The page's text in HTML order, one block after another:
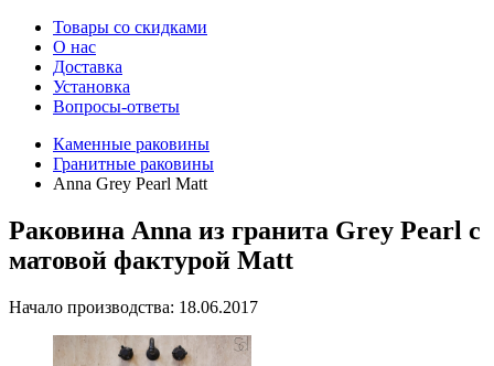
Товары со скидками
О нас
Доставка
Установка
Вопросы-ответы
Каменные раковины
Гранитные раковины
Anna Grey Pearl Matt
Раковина Anna из гранита Grey Pearl с
матовой фактурой Matt
Начало производства: 18.06.2017